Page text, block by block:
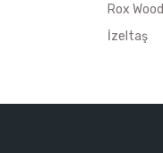
Rox Wood
İzeltaş